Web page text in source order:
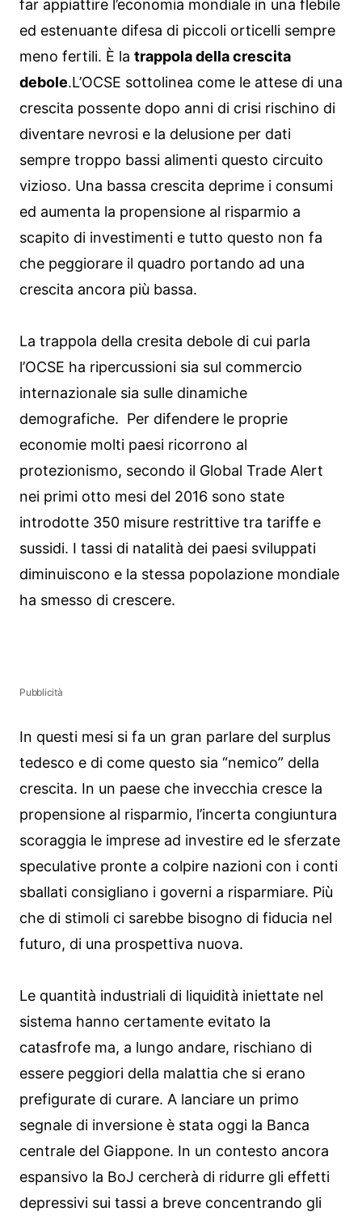
far appiattire l’economia mondiale in una flebile
ed estenuante difesa di piccoli orticelli sempre
meno fertili. È la trappola della crescita
debole.L’OCSE sottolinea come le attese di una
crescita possente dopo anni di crisi rischino di
diventare nevrosi e la delusione per dati
sempre troppo bassi alimenti questo circuito
vizioso. Una bassa crescita deprime i consumi
ed aumenta la propensione al risparmio a
scapito di investimenti e tutto questo non fa
che peggiorare il quadro portando ad una
crescita ancora più bassa.
La trappola della cresita debole di cui parla
l’OCSE ha ripercussioni sia sul commercio
internazionale sia sulle dinamiche
demografiche. Per difendere le proprie
economie molti paesi ricorrono al
protezionismo, secondo il Global Trade Alert
nei primi otto mesi del 2016 sono state
introdotte 350 misure restrittive tra tariffe e
sussidi. I tassi di natalità dei paesi sviluppati
diminuiscono e la stessa popolazione mondiale
ha smesso di crescere.
Pubblicità
In questi mesi si fa un gran parlare del surplus
tedesco e di come questo sia “nemico” della
crescita. In un paese che invecchia cresce la
propensione al risparmio, l’incerta congiuntura
scoraggia le imprese ad investire ed le sferzate
speculative pronte a colpire nazioni con i conti
sballati consigliano i governi a risparmiare. Più
che di stimoli ci sarebbe bisogno di fiducia nel
futuro, di una prospettiva nuova.
Le quantità industriali di liquidità iniettate nel
sistema hanno certamente evitato la
catasfrofe ma, a lungo andare, rischiano di
essere peggiori della malattia che si erano
prefigurate di curare. A lanciare un primo
segnale di inversione è stata oggi la Banca
centrale del Giappone. In un contesto ancora
espansivo la BoJ cercherà di ridurre gli effetti
depressivi sui tassi a breve concentrando gli